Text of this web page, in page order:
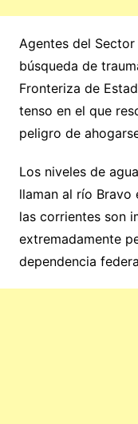
Agentes del
búsqueda de
Fronteriza de
tenso en el que
peligro de
Los niveles de
llaman al río Bravo
las corrientes son
extremadamente
dependencia